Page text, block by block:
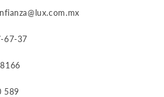
67-37
589